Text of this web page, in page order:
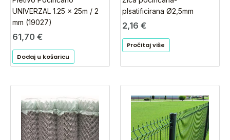
UNIVERZAL 1.25 x 25m / 2
mm (19027)
61,70 €
Dodaj u košaricu
plsatificirana Ø2,5mm
2,16 €
Pročitaj više